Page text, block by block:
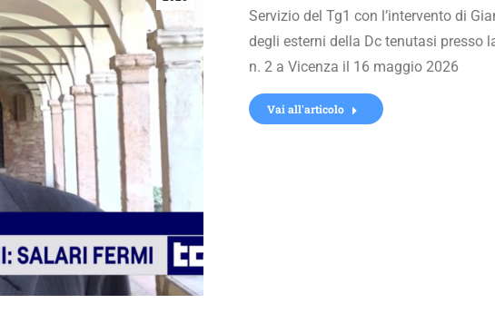
Servizio del Tg1 con l’intervento di
degli esterni della Dc tenutasi presso
n. 2 a Vicenza il 16 maggio 2026
Vai all'articolo